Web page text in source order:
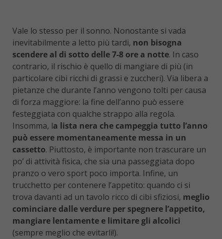
Vale lo stesso per il sonno. Nonostante si vada
inevitabilmente a letto più tardi, non bisogna
scendere al di sotto delle 7-8 ore a notte. In caso
contrario, il rischio è quello di mangiare di più (in
particolare cibi ricchi di grassi e zuccheri). Via libera a
pietanze che durante l’anno vengono tolti per causa
di forza maggiore: la fine dell’anno può essere
festeggiata con qualche strappo alla regola.
Insomma, la lista nera che campeggia tutto l’anno
può essere momentaneamente messa in un
cassetto. Piuttosto, è importante non trascurare un
po’ di attività fisica, che sia una passeggiata dopo
pranzo o vero sport poco importa. Infine, un
trucchetto per contenere l’appetito: quando ci si
trova davanti ad un tavolo ricco di cibi sfiziosi, meglio
cominciare dalle verdure per spegnere l’appetito,
mangiare lentamente e limitare gli alcolici
(sempre meglio che evitarli!).